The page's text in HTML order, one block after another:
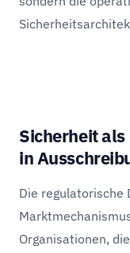
Sicherheit
in
Die regulatorische
Organisationen,